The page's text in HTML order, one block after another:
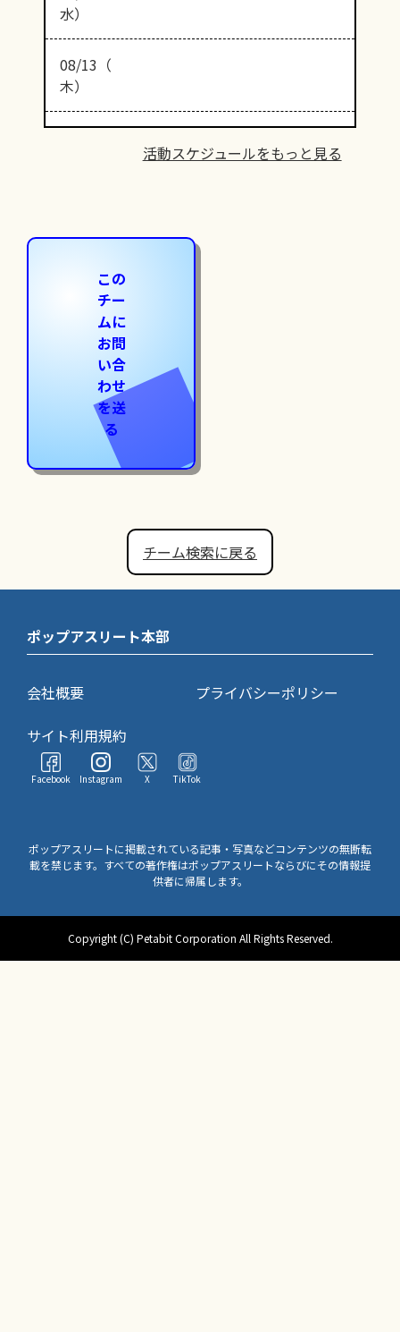
水）
08/13（
木）
活動スケジュールをもっと見る
この
チー
ムに
お問
い合
わせ
を送
る
チーム検索に戻る
ポップアスリート本部
会社概要
プライバシーポリシー
サイト利用規約
Facebook Instagram X TikTok
ポップアスリートに掲載されている記事・写真などコンテンツの無断転
載を禁じます。すべての著作権はポップアスリートならびにその情報提
供者に帰属します。
Copyright (C) Petabit Corporation All Rights Reserved.